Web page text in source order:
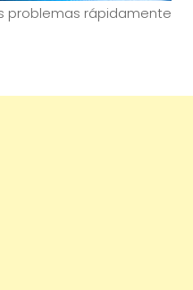
problemas rápidamente